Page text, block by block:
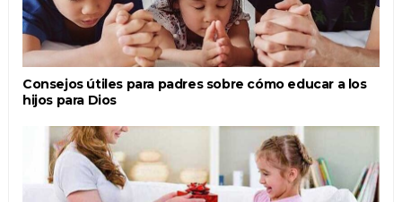
Consejos útiles para padres sobre cómo educar a los
hijos para Dios